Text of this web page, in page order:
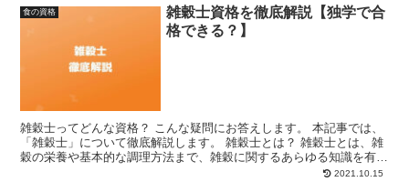
食の資格
雑穀士資格を徹底解説【独学で合
格できる？】
雑穀士ってどんな資格？ こんな疑問にお答えします。 本記事では、
「雑穀士」について徹底解説します。 雑穀士とは？ 雑穀士とは、雑
穀の栄養や基本的な調理方法まで、雑穀に関するあらゆる知識を有し
2021.10.15